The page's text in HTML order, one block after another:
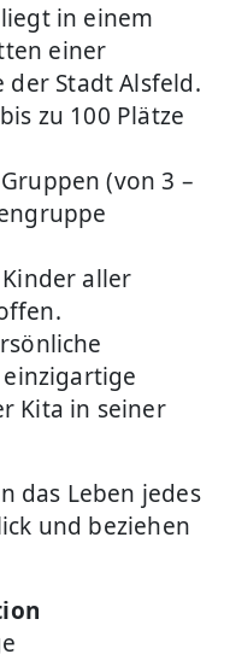
in einem
einer
der Stadt Alsfeld.
zu 100 Plätze
(von 3 –
aller
Kita in seiner
das Leben jedes
und beziehen